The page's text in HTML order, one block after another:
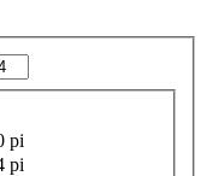
pi
pi